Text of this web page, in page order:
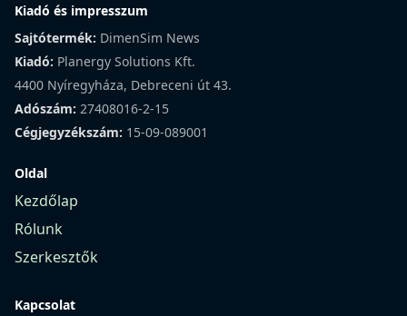
Kiadó és impresszum
Sajtótermék: DimenSim News
Kiadó: Planergy Solutions Kft.
4400 Nyíregyháza, Debreceni út 43.
Adószám: 27408016-2-15
Cégjegyzékszám: 15-09-089001
Oldal
Kezdőlap
Rólunk
Szerkesztők
Kapcsolat